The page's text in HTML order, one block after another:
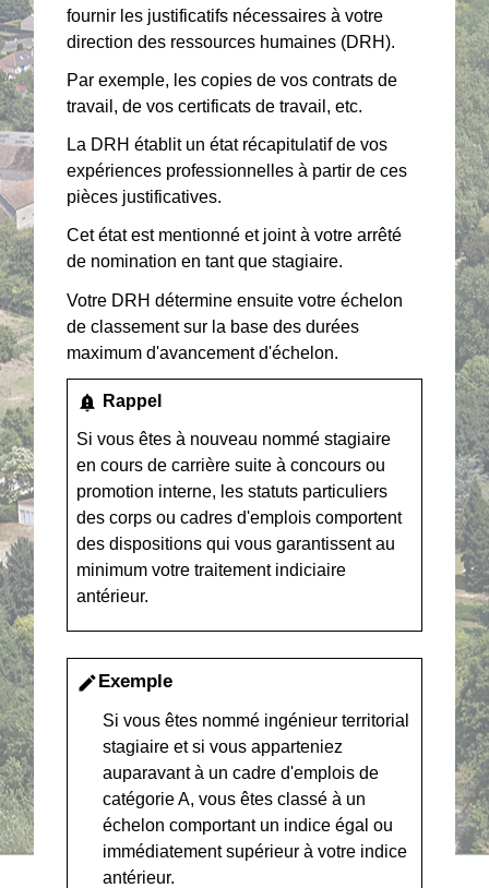
fournir les justificatifs nécessaires à votre
direction des ressources humaines (DRH).
Par exemple, les copies de vos contrats de
travail, de vos certificats de travail, etc.
La DRH établit un état récapitulatif de vos
expériences professionnelles à partir de ces
pièces justificatives.
Cet état est mentionné et joint à votre arrêté
de nomination en tant que stagiaire.
Votre DRH détermine ensuite votre échelon
de classement sur la base des durées
maximum d'avancement d'échelon.
notification_important Rappel
Si vous êtes à nouveau nommé stagiaire
en cours de carrière suite à concours ou
promotion interne, les statuts particuliers
des corps ou cadres d'emplois comportent
des dispositions qui vous garantissent au
minimum votre traitement indiciaire
antérieur.
editExemple
Si vous êtes nommé ingénieur territorial
stagiaire et si vous apparteniez
auparavant à un cadre d'emplois de
catégorie A, vous êtes classé à un
échelon comportant un indice égal ou
immédiatement supérieur à votre indice
antérieur.